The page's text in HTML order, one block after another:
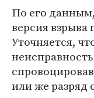
По его
версия
Уточняется,
или же разряд